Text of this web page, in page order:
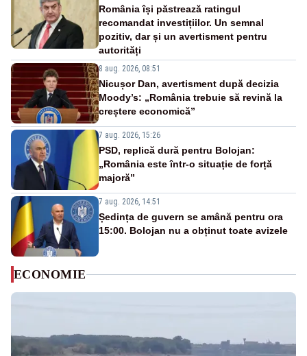
România își păstrează ratingul
recomandat investițiilor. Un semnal
pozitiv, dar și un avertisment pentru
autorități
8 aug. 2026, 08:51
Nicușor Dan, avertisment după decizia
Moody’s: „România trebuie să revină la
creștere economică”
7 aug. 2026, 15:26
PSD, replică dură pentru Bolojan:
„România este într-o situație de forță
majoră”
7 aug. 2026, 14:51
Ședința de guvern se amână pentru ora
15:00. Bolojan nu a obținut toate avizele
ECONOMIE